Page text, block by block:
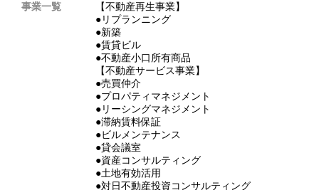
事業一覧
【不動産再生事業】
●リプランニング
●新築
●賃貸ビル
●不動産小口所有商品
【不動産サービス事業】
●売買仲介
●プロパティマネジメント
●リーシングマネジメント
●滞納賃料保証
●ビルメンテナンス
●貸会議室
●資産コンサルティング
●土地有効活用
●対日不動産投資コンサルティング